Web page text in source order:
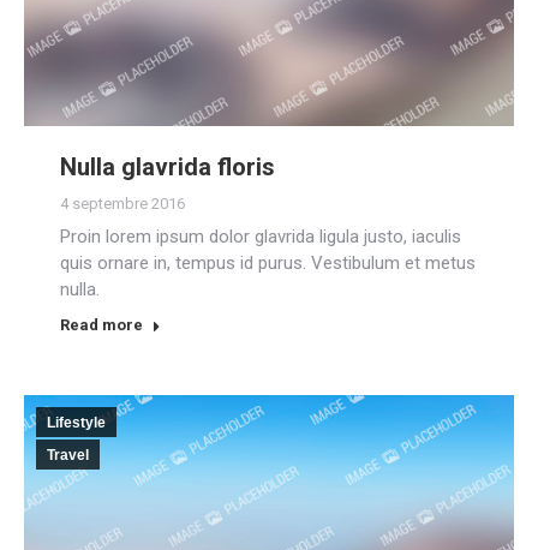
Nulla glavrida floris
4 septembre 2016
Proin lorem ipsum dolor glavrida ligula justo, iaculis
quis ornare in, tempus id purus. Vestibulum et metus
nulla.
Read more
Lifestyle
Travel